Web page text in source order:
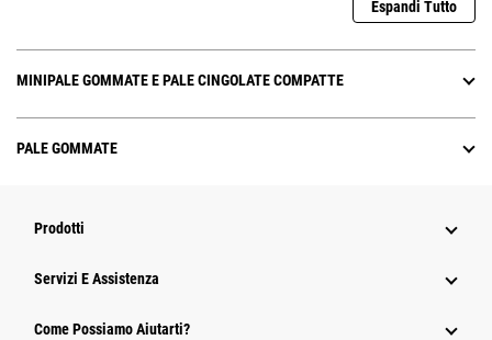
Espandi Tutto
MINIPALE GOMMATE E PALE CINGOLATE COMPATTE
PALE GOMMATE
Prodotti
Servizi E Assistenza
Come Possiamo Aiutarti?